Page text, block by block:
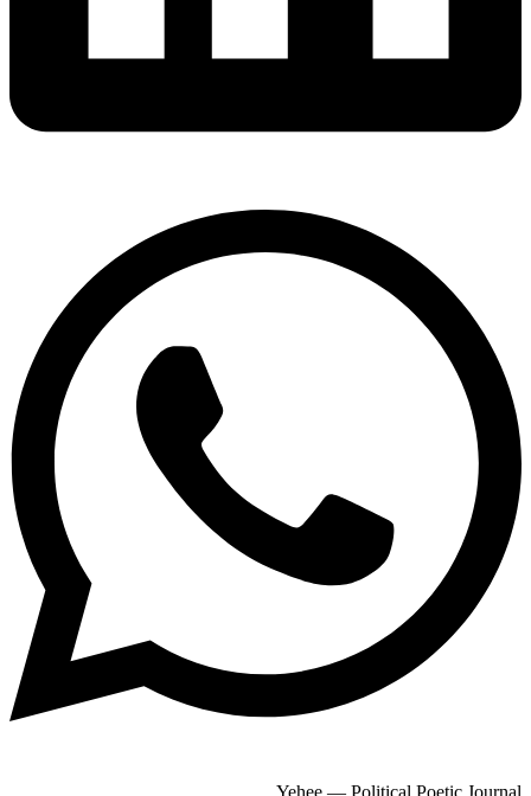
Yehee — Political Poetic Journal